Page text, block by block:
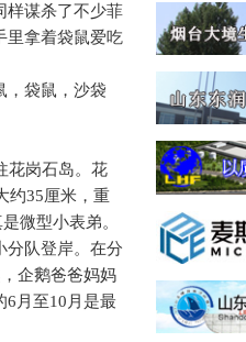
样谋杀了不少菲
里拿着袋鼠爱吃
，袋鼠，沙袋
花岗石岛。花
约35厘米，重
微型小表弟。
分队登岸。在分
企鹅爸爸妈妈
6 月至10 月是最